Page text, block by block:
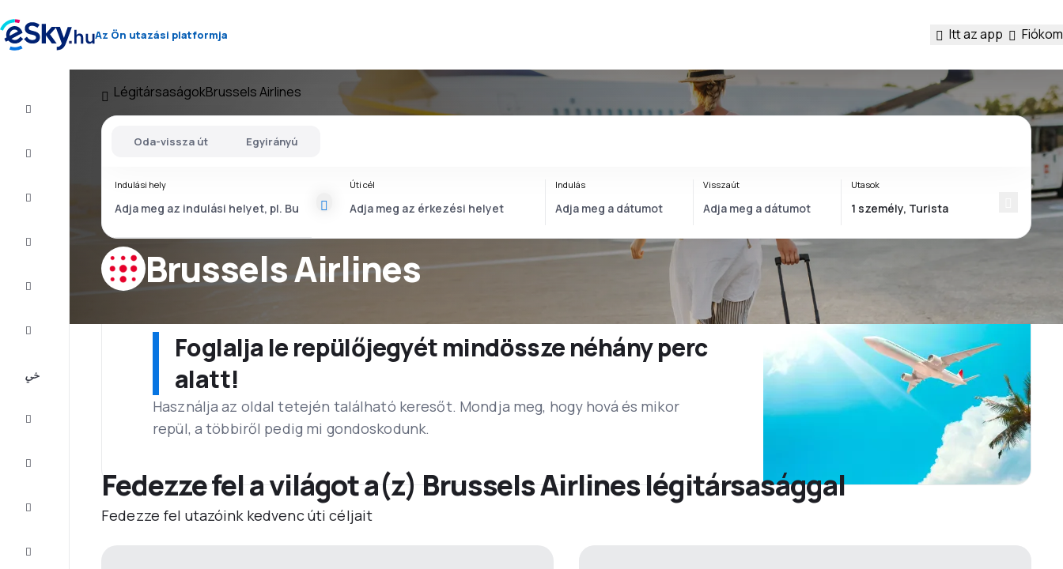
Az Ön utazási platformja Itt az app Fiókom
LégitársaságokBrussels Airlines
Brussels Airlines
Oda-vissza út Egyirányú
Indulási hely Úti cél Indulás Visszaút Utasok
Foglalja le repülőjegyét mindössze néhány perc
alatt!
Használja az oldal tetején található keresőt. Mondja meg, hogy hová és mikor
repül, a többiről pedig mi gondoskodunk.
Fedezze fel a világot a(z) Brussels Airlines légitársasággal
Fedezze fel utazóink kedvenc úti céljait